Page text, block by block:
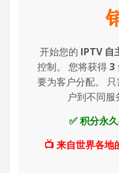
开始您的 IPTV 自
控制。 您将获得3
要为客户分配。
户到不同服
✅ 积分永
📺 来自世界各